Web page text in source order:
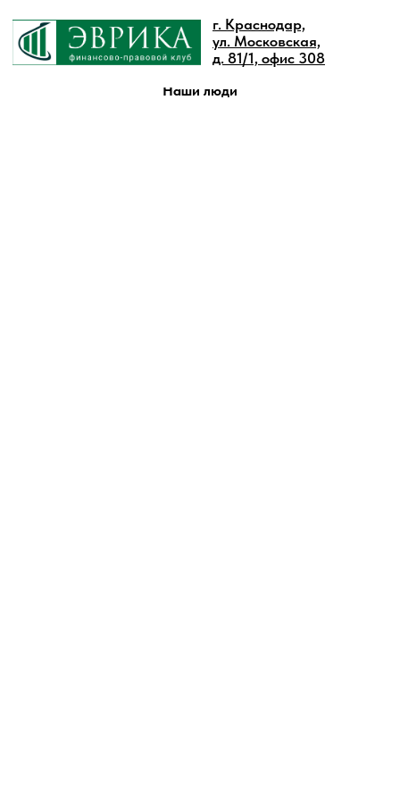
г. Краснодар,
ул. Московская,
д. 81/1, офис 308
Наши люди